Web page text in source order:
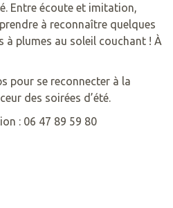
Entre écoute et imitation,
à reconnaître quelques
à plumes au soleil couchant ! À
pour se reconnecter à la
des soirées d’été.
: 06 47 89 59 80